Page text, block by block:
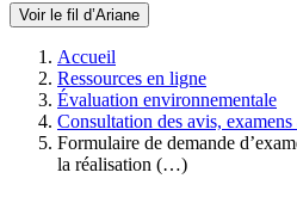
Voir le fil d’Ariane
Accueil
Ressources en ligne
Évaluation environnementale
Consultation des avis,
Formulaire de demande
la réalisation (…)